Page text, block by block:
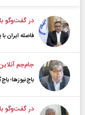
در گفت‌و‌گو
فاصله ایران
جام‌جم
باج‌نیوزها؛
در گفت‌و‌گو